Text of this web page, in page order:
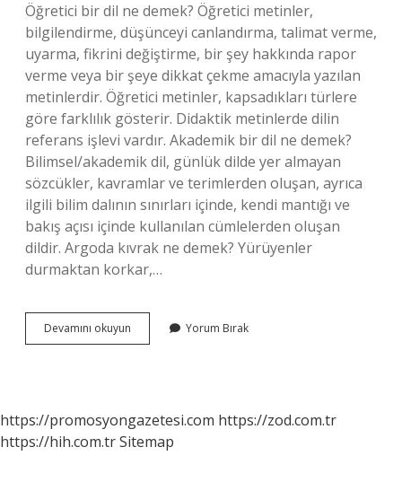
Öğretici bir dil ne demek? Öğretici metinler,
bilgilendirme, düşünceyi canlandırma, talimat verme,
uyarma, fikrini değiştirme, bir şey hakkında rapor
verme veya bir şeye dikkat çekme amacıyla yazılan
metinlerdir. Öğretici metinler, kapsadıkları türlere
göre farklılık gösterir. Didaktik metinlerde dilin
referans işlevi vardır. Akademik bir dil ne demek?
Bilimsel/akademik dil, günlük dilde yer almayan
sözcükler, kavramlar ve terimlerden oluşan, ayrıca
ilgili bilim dalının sınırları içinde, kendi mantığı ve
bakış açısı içinde kullanılan cümlelerden oluşan
dildir. Argoda kıvrak ne demek? Yürüyenler
durmaktan korkar,…
Devamını okuyun
Bir
Yorum Bırak
https://promosyongazetesi.com https://zod.com.tr
https://hih.com.trSitemap